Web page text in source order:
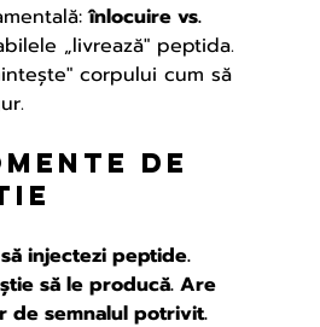
înlocuire vs.
„livrează" peptida.
corpului cum să
de
injectezi peptide.
să le producă. Are
de semnalul potrivit.